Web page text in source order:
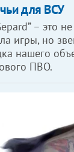
для ВСУ
– это
игры, но
нашего
ПВО.